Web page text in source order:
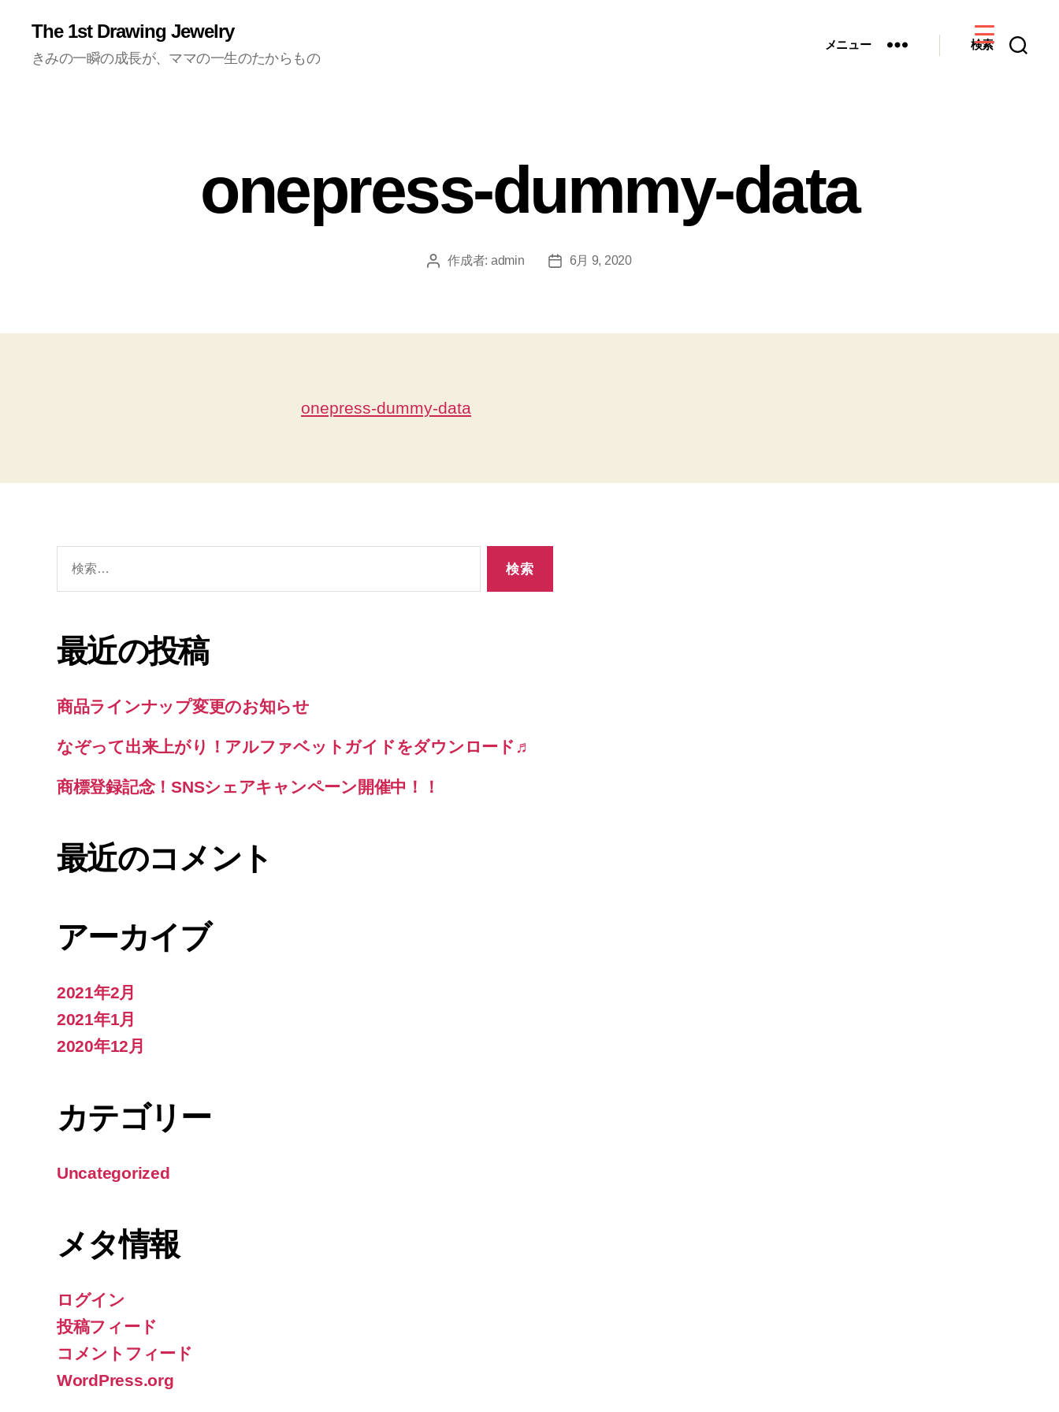
The 1st Drawing Jewelry
きみの一瞬の成長が、ママの一生のたからもの
メニュー 検索
onepress-dummy-data
投 作成者: admin
投
6月 9, 2020
onepress-dummy-data
最近の投稿
商品ラインナップ変更のお知らせ
なぞって出来上がり！アルファベットガイドをダウンロード♬
商標登録記念！SNSシェアキャンペーン開催中！！
最近のコメント
アーカイブ
2021年2月
2021年1月
2020年12月
カテゴリー
Uncategorized
メタ情報
ログイン
投稿フィード
コメントフィード
WordPress.org